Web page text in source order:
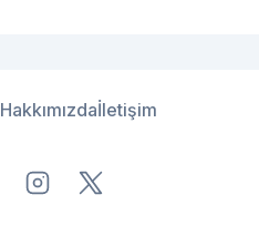
Hakkımızdaİletişim